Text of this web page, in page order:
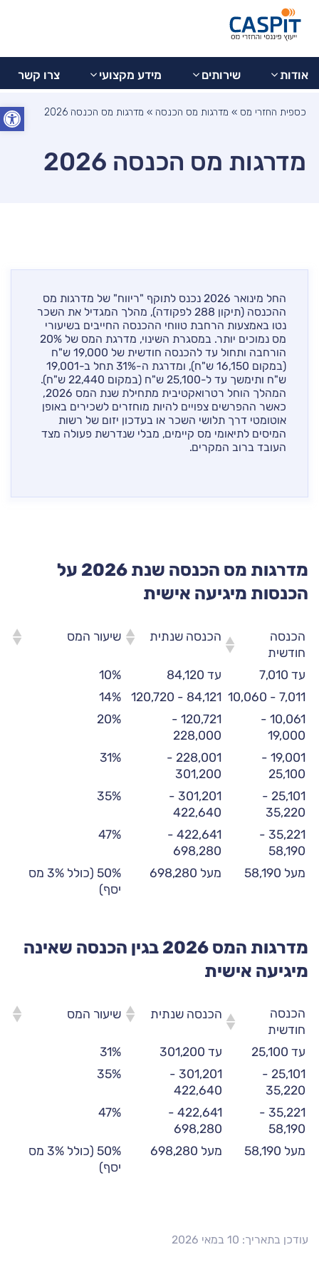
פתח
אודות שירותים מידע מקצועי צרו קשר
כספית החזרי מס » מדרגות מס הכנסה» מדרגות מס הכנסה 2026
מדרגות מס הכנסה 2026
החל מינואר 2026 נכנס לתוקף "ריווח" של מדרגות מס
ההכנסה (תיקון 288 לפקודה), מהלך המגדיל את השכר
נטו באמצעות הרחבת טווחי ההכנסה החייבים בשיעורי
מס נמוכים יותר. במסגרת השינוי, מדרגת המס של 20%
הורחבה ותחול עד להכנסה חודשית של 19,000 ש"ח
(במקום 16,150 ש"ח), ומדרגת ה-31% תחל ב-19,001
ש"ח ותימשך עד ל-25,100 ש"ח (במקום 22,440 ש"ח).
המהלך הוחל רטרואקטיבית מתחילת שנת המס 2026,
כאשר ההפרשים צפויים להיות מוחזרים לשכירים באופן
אוטומטי דרך תלושי השכר או בעדכון יזום של רשות
המיסים לתיאומי מס קיימים, מבלי שנדרשת פעולה מצד
העובד ברוב המקרים.
מדרגות מס הכנסה שנת 2026 על
הכנסות מיגיעה אישית
הכנסה
חודשית
הכנסה שנתית שיעור המס
עד 7,010 עד 84,120
10%
7,011 - 10,060
84,121 - 120,720
14%
10,061 -
19,000
120,721 -
228,000
20%
19,001 -
25,100
228,001 -
301,200
31%
25,101 -
35,220
301,201 -
422,640
35%
35,221 -
58,190
422,641 -
698,280
47%
מעל 58,190 מעל 698,280
50% (כולל 3% מס
יסף)
מדרגות המס 2026 בגין הכנסה שאינה
מיגיעה אישית
הכנסה
חודשית
הכנסה שנתית שיעור המס
עד 25,100 עד 301,200
31%
25,101 -
35,220
301,201 -
422,640
35%
35,221 -
58,190
422,641 -
698,280
47%
מעל 58,190 מעל 698,280
50% (כולל 3% מס
יסף)
עודכן בתאריך: 10 במאי 2026